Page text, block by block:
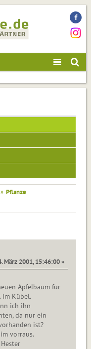
» Pflanze
März 2001, 15:46:00 »
Apfelbaum für
im Kübel.
ich ihn
da nur ein
ist?
vorraus.
Hester